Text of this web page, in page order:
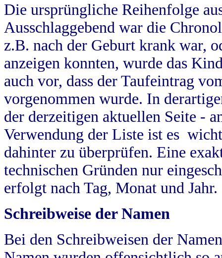
Die ursprüngliche Reihenfolge
Ausschlaggebend war die
z.B. nach der Geburt krank war,
anzeigen konnten, wurde das
auch vor, dass der Taufeintrag
vorgenommen wurde. In
der derzeitigen aktuellen Seite -
Verwendung der Liste ist es
dahinter zu überprüfen. Eine
technischen Gründen nur
erfolgt nach Tag, Monat und Jahr.
Schreibweise der Namen
Bei den Schreibweisen der